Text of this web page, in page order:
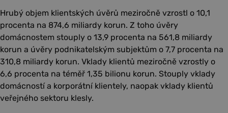
Hrubý objem klientských úvěrů meziročně vzrostl o 10,1
procenta na 874,6 miliardy korun. Z toho úvěry
domácnostem stouply o 13,9 procenta na 561,8 miliardy
korun a úvěry podnikatelským subjektům o 7,7 procenta na
310,8 miliardy korun. Vklady klientů meziročně vzrostly o
6,6 procenta na téměř 1,35 bilionu korun. Stouply vklady
domácností a korporátní klientely, naopak vklady klientů
veřejného sektoru klesly.